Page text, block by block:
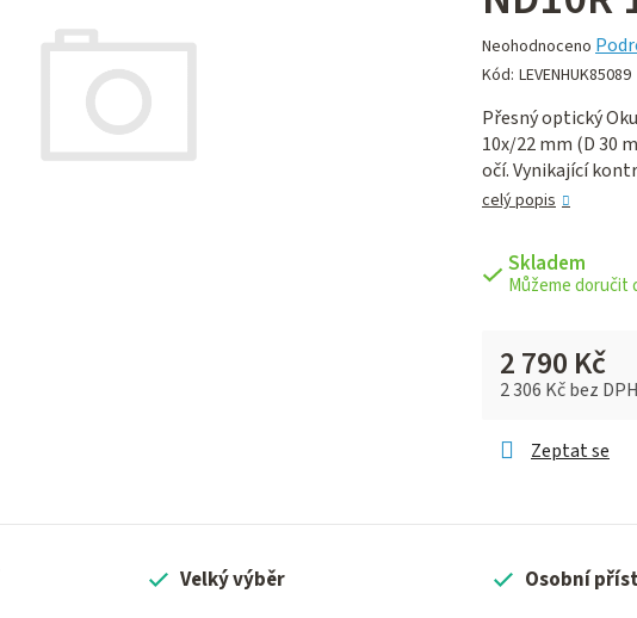
Průměrné
hodnocení
je
0,0
z 5
hvězdiček.
Neohodnoceno
Kód: LEVENHUK85089
Přesný optický
10х/22 mm (D 30
očí. Vynikající
celý popis
Skladem
2 790 Kč
2 306 Kč bez DPH
Zeptat se
Velký výběr Osobní